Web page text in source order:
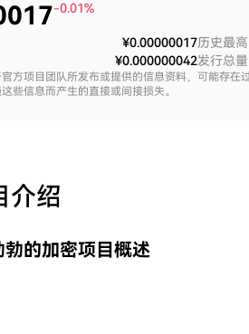
-0.01%
¥0.00000017
¥0.000000042
历史最高
发行总量
方项目团队所发布或提供的信息资料，可能存在
些信息而产生的直接或间接损失。
介绍
的加密项目概述